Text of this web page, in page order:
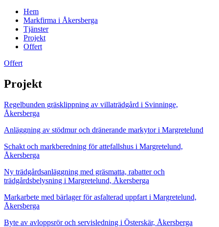
Hem
Markfirma i Åkersberga
Tjänster
Projekt
Offert
Offert
Projekt
Regelbunden gräsklippning av villaträdgård i Svinninge,
Åkersberga
Anläggning av stödmur och dränerande markytor i Margretelund
Schakt och markberedning för attefallshus i Margretelund,
Åkersberga
Ny trädgårdsanläggning med gräsmatta, rabatter och
trädgårdsbelysning i Margretelund, Åkersberga
Markarbete med bärlager för asfalterad uppfart i Margretelund,
Åkersberga
Byte av avloppsrör och servisledning i Österskär, Åkersberga